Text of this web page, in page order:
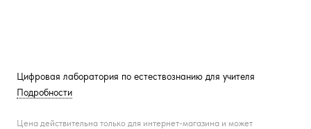
Цифровая лаборатория по естествознанию для учителя
Подробности
Цена действительна только для интернет-магазина и может